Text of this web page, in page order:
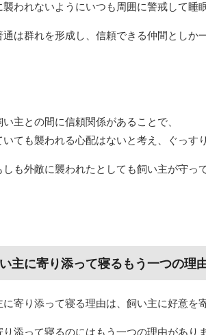
襲われないようにいつも周囲に警戒して睡
通は群れを形成し、信頼できる仲間としか
い主との間に信頼関係があることで、
いても襲われる心配はないと考え、ぐっす
も外敵に襲われたとしても飼い主が守っ
主に寄り添って寝るもう一つの理
に寄り添って寝る理由は、飼い主に好意を
添って寝るのにはもう一つの理由がありま